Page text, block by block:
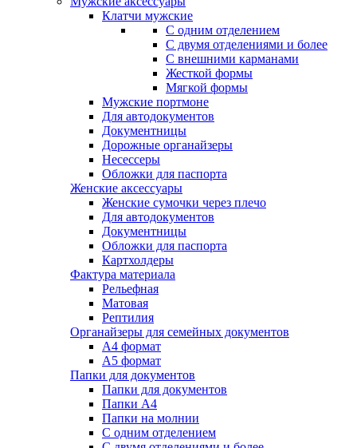
Клатчи мужские
С одним отделением
С двумя отделениями и более
С внешними карманами
Жесткой формы
Мягкой формы
Мужские портмоне
Для автодокументов
Документницы
Дорожные органайзеры
Несессеры
Обложки для паспорта
Женские аксессуары
Женские сумочки через плечо
Для автодокументов
Документницы
Обложки для паспорта
Картхолдеры
Фактура материала
Рельефная
Матовая
Рептилия
Органайзеры для семейных документов
А4 формат
А5 формат
Папки для документов
Папки для документов
Папки А4
Папки на молнии
С одним отделением